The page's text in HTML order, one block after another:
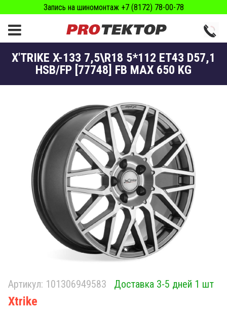
Запись на шиномонтаж +7 (8172) 78-00-78
X'TRIKE X-133 7,5\R18 5*112 ET43 D57,1
HSB/FP [77748] FB MAX 650 KG
Артикул: 101306949583 Доставка 3-5 дней 1 шт
Xtrike